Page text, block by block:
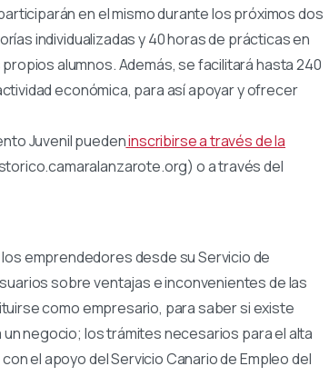
en el mismo durante los próximos dos
individualizadas y 40 horas de prácticas en
alumnos. Además, se facilitará hasta 240
económica, para así apoyar y ofrecer
Juvenil puedeninscribirse a través de la
o a través del
emprendedores desde su Servicio de
sobre ventajas e inconvenientes de las
como empresario, para saber si existe
negocio; los trámites necesarios para el alta
el apoyo del Servicio Canario de Empleo del